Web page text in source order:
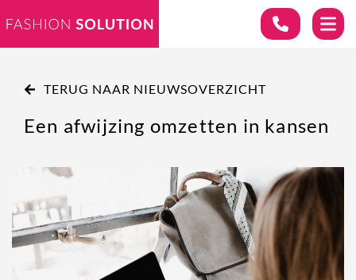
TERUG NAAR NIEUWSOVERZICHT
Een afwijzing omzetten in kansen